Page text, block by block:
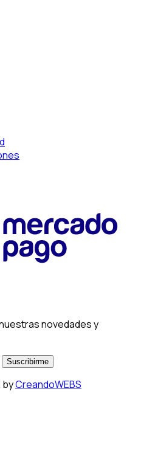
novedades y
Suscribirme
byCreandoWEBS